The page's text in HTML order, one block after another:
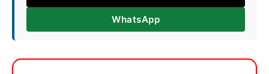
WhatsApp